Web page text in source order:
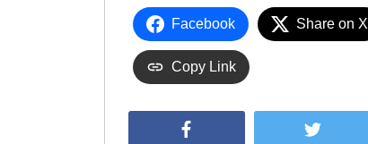
Facebook Share on X
Copy Link
Twitter